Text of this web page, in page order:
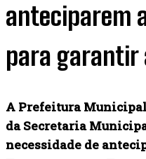
anteciparem
para garantir
A Prefeitura
da Secretaria
necessidade de